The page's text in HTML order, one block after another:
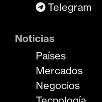
Telegram
Noticias
Países
Mercados
Negocios